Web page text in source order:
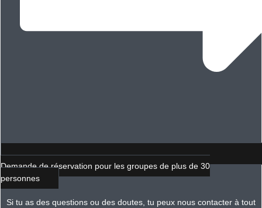
Demande de réservation pour les groupes de plus de 30
personnes
Si tu as des questions ou des doutes, tu peux nous contacter à tout